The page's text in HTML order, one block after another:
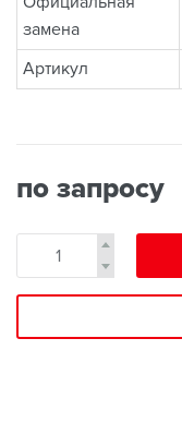
замена
Артикул
по запросу